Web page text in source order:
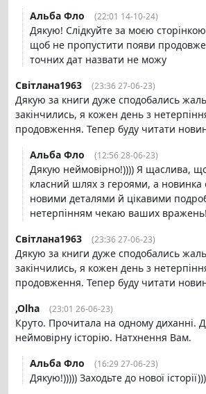
Альба Фло
(22:01 14-10-24)
Дякую! Слідкуйте за моєю
щоб не пропустити появи
точних дат назвати не можу
Світлана1963
(23:36 27-06-23)
Дякую за книги дуже сподобались
закінчились, я кожен день з
продовження. Тепер буду читати
Альба Фло
(12:56 28-06-23)
Дякую неймовірно!)))) Я щаслива,
класний шлях з героями, а новинка
новими деталями й цікавими
нетерпінням чекаю ваших
Світлана1963
(23:36 27-06-23)
Дякую за книги дуже сподобались
закінчились, я кожен день з
продовження. Тепер буду читати
,Olha
(23:01 26-06-23)
Круто. Прочитала на одному диханні.
неймовірну історію. Натхнення Вам.
Альба Фло
(16:29 27-06-23)
Дякую!))))) Заходьте до нової